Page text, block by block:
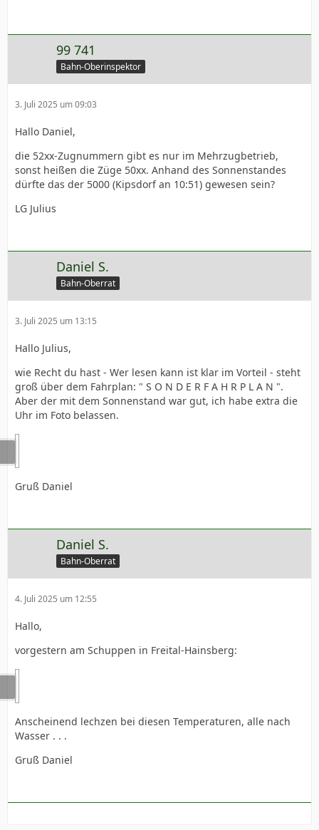
99 741
Bahn-Oberinspektor
3. Juli 2025 um 09:03
Hallo Daniel,
die 52xx-Zugnummern gibt es nur im Mehrzugbetrieb,
sonst heißen die Züge 50xx. Anhand des Sonnenstandes
dürfte das der 5000 (Kipsdorf an 10:51) gewesen sein?
LG Julius
Daniel S.
Bahn-Oberrat
3. Juli 2025 um 13:15
Hallo Julius,
wie Recht du hast - Wer lesen kann ist klar im Vorteil - steht
groß über dem Fahrplan: " S O N D E R F A H R P L A N ".
Aber der mit dem Sonnenstand war gut, ich habe extra die
Uhr im Foto belassen.
Gruß Daniel
Daniel S.
Bahn-Oberrat
4. Juli 2025 um 12:55
Hallo,
vorgestern am Schuppen in Freital-Hainsberg:
Anscheinend lechzen bei diesen Temperaturen, alle nach
Wasser . . .
Gruß Daniel